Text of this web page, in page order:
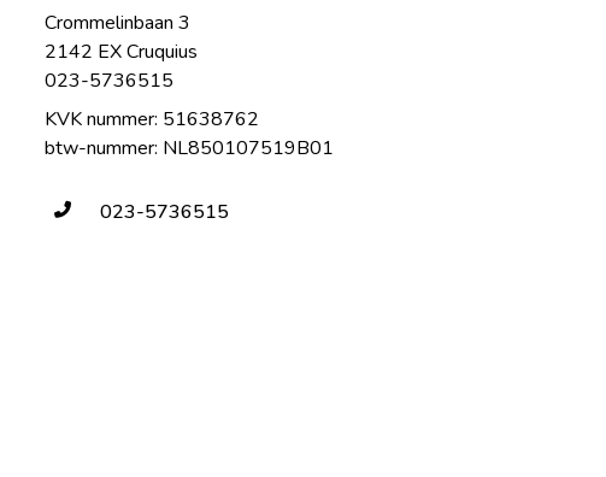
Crommelinbaan 3
2142 EX Cruquius
023-5736515
KVK nummer: 51638762
btw-nummer: NL850107519B01
023-5736515